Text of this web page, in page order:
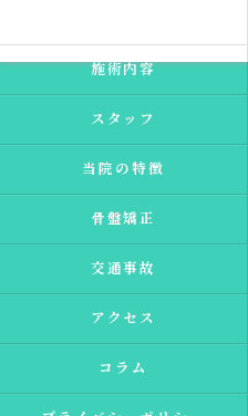
施術内容
スタッフ
当院の特徴
骨盤矯正
交通事故
アクセス
コラム